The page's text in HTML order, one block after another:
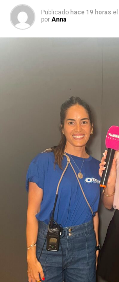
Publicado hace 19 horas el
por Anna